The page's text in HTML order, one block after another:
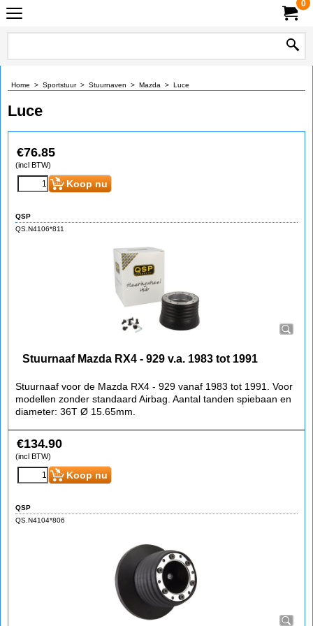
0
Home > Sportstuur> Stuurnaven > Mazda > Luce
Luce
€76.85
(incl BTW)
Koop nu
QSP
QS.N4106*811
Stuurnaaf Mazda RX4 - 929 v.a. 1983 tot 1991
Stuurnaaf voor de Mazda RX4 - 929 vanaf 1983 tot 1991. Voor
modellen zonder standaard Airbag. Aantal tanden spiebaan en
diameter: 36T Ø 15.65mm.
€134.90
(incl BTW)
Koop nu
QSP
QS.N4104*806